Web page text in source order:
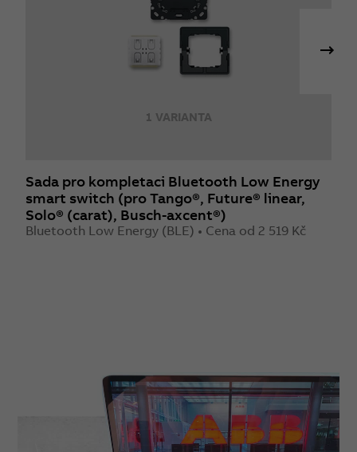
1 VARIANTA
Sada pro kompletaci Bluetooth Low Energy
smart switch (pro Tango®, Future® linear,
Solo® (carat), Busch-axcent®)
Bluetooth Low Energy (BLE) • Cena od 2 519 Kč